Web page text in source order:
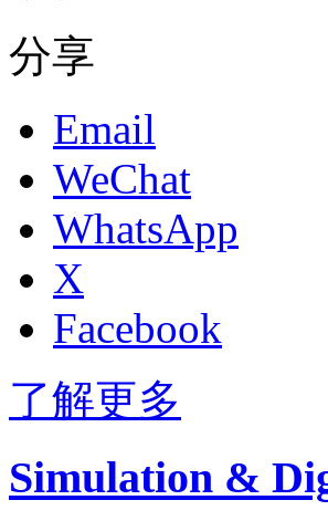
分享
Email
WeChat
WhatsApp
X
Facebook
了解更多
Simulation &